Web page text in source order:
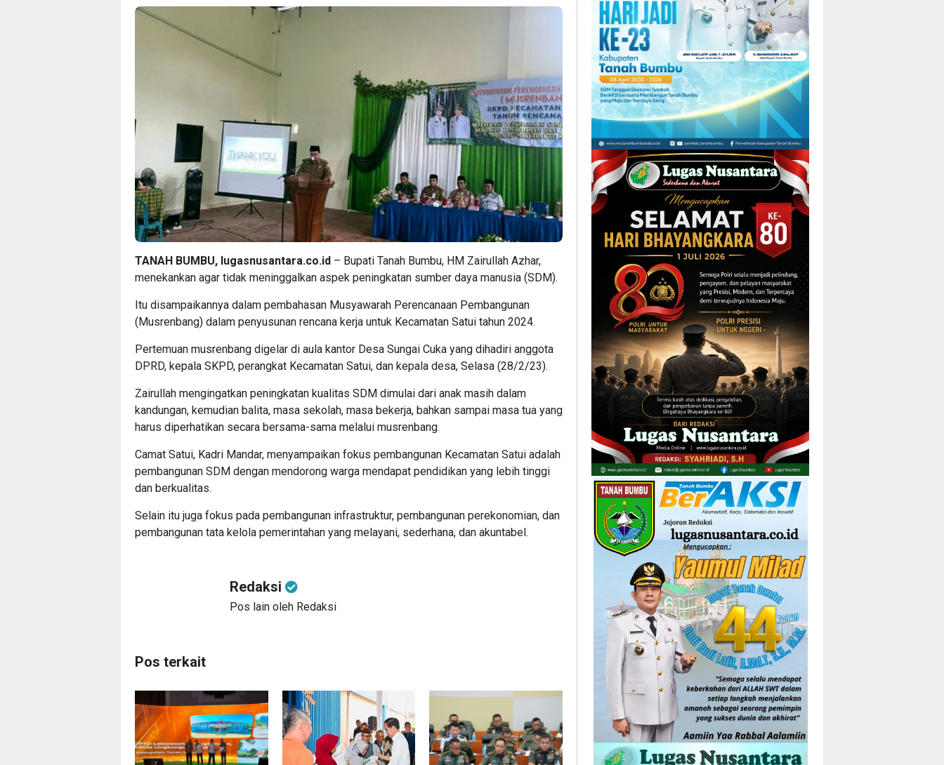
TANAH BUMBU, lugasnusantara.co.id – Bupati Tanah Bumbu, HM Zairullah Azhar,
menekankan agar tidak meninggalkan aspek peningkatan sumber daya manusia (SDM).
Itu disampaikannya dalam pembahasan Musyawarah Perencanaan Pembangunan
(Musrenbang) dalam penyusunan rencana kerja untuk Kecamatan Satui tahun 2024.
Pertemuan musrenbang digelar di aula kantor Desa Sungai Cuka yang dihadiri anggota
DPRD, kepala SKPD, perangkat Kecamatan Satui, dan kepala desa, Selasa (28/2/23).
Zairullah mengingatkan peningkatan kualitas SDM dimulai dari anak masih dalam
kandungan, kemudian balita, masa sekolah, masa bekerja, bahkan sampai masa tua yang
harus diperhatikan secara bersama-sama melalui musrenbang.
Camat Satui, Kadri Mandar, menyampaikan fokus pembangunan Kecamatan Satui adalah
pembangunan SDM dengan mendorong warga mendapat pendidikan yang lebih tinggi
dan berkualitas.
Selain itu juga fokus pada pembangunan infrastruktur, pembangunan perekonomian, dan
pembangunan tata kelola pemerintahan yang melayani, sederhana, dan akuntabel.
Redaksi
Pos lain oleh Redaksi
Pos terkait